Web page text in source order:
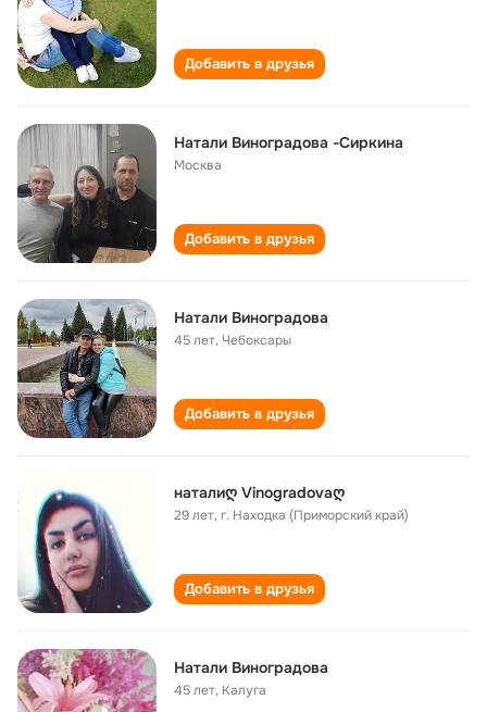
Добавить в друзья
Натали Виноградова -Сиркина
Москва
Добавить в друзья
Натали Виноградова
45 лет,Чебоксары
Добавить в друзья
наталиღ Vinogradovaღ
29 лет,г. Находка (Приморский край)
Добавить в друзья
Натали Виноградова
45 лет, Калуга